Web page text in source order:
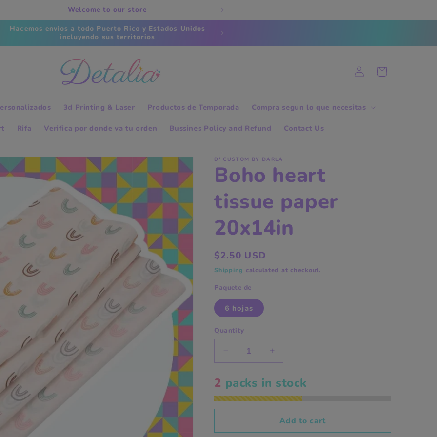
Welcome to our store
Tiempo de procesamiento; 24 horas.
3d Printing & Laser Productos de Temporada Compra segun lo que necesitas
Rifa Verifica por donde va tu orden Bussines Policy and Refund Contact Us
Log
in
Cart
D' CUSTOM BY DARLA
Boho heart
tissue paper
20x14in
Regular
price
$2.50 USD
Shipping calculated at checkout.
Paquete de
6 hojas
Quantity
Decrease
quantity
Boho
heart
tissue
20x14in
Increase
quantity
Boho
heart
tissue
paper
20x14in
2 packs in stock
Add to cart